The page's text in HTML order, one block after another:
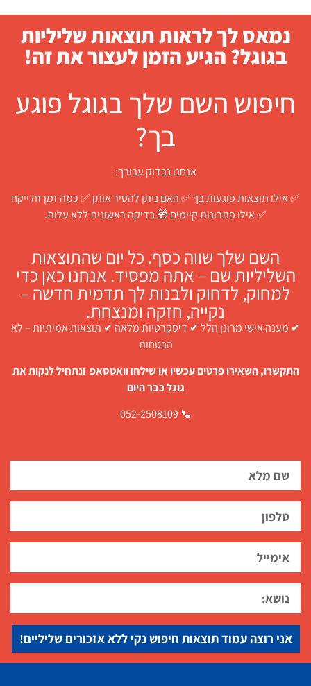
נמאס לך לראות תוצאות שליליות
בגוגל? הגיע הזמן לעצור את זה!
חיפוש השם שלך בגוגל פוגע
בך?
אנחנו נבדוק עבורך:
✅ אילו תוצאות פוגעות בך ✅ האם ניתן להסיר אותן ✅ כמה זמן זה ייקח
✅ אילו פתרונות קיימים 🎁 בדיקה ראשונית ללא עלות.
השם שלך שווה כסף. כל יום שהתוצאות
השליליות שם – אתה מפסיד. אנחנו כאן כדי
למחוק, לדחוק ולבנות לך תדמית חדשה –
נקייה, חזקה ומנצחת.
✔ מענה אישי מרונן הלל ✔ דיסקרטיות מלאה ✔ תוצאות אמיתיות – לא
הבטחות
התקשרו, השאירו פרטים עכשיו או שילחו וואטסאפ ונתחיל לנקות את
גוגל כבר היום
📞 052-2508109
אני רוצה עמוד תוצאות חיפוש נקי ללא אזכורים שליליים!